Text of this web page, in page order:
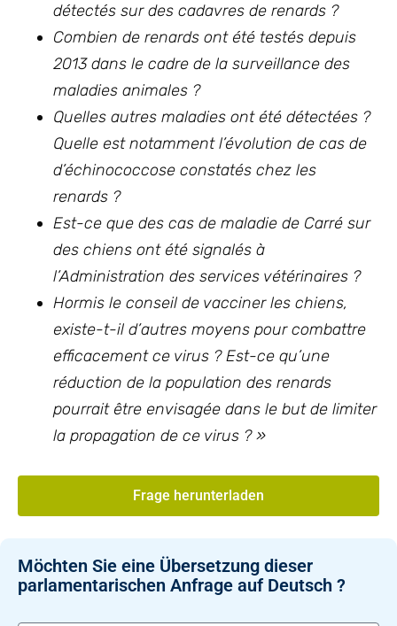
détectés sur des cadavres de renards ?
Combien de renards ont été testés depuis
2013 dans le cadre de la surveillance des
maladies animales ?
Quelles autres maladies ont été détectées ?
Quelle est notamment l’évolution de cas de
d’échinococcose constatés chez les
renards ?
Est-ce que des cas de maladie de Carré sur
des chiens ont été signalés à
l’Administration des services vétérinaires ?
Hormis le conseil de vacciner les chiens,
existe-t-il d’autres moyens pour combattre
efficacement ce virus ? Est-ce qu’une
réduction de la population des renards
pourrait être envisagée dans le but de limiter
la propagation de ce virus ? »
Frage herunterladen
Möchten Sie eine Übersetzung dieser
parlamentarischen Anfrage auf Deutsch ?